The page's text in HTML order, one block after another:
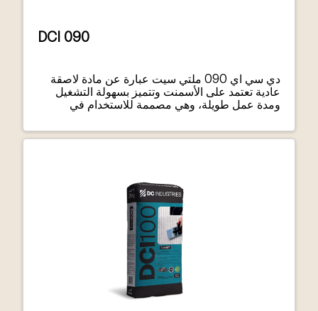
DCI 090
دي سي اي 090 ملتي سيت عبارة عن مادة لاصقة
عادية تعتمد على الأسمنت وتتميز بسهولة التشغيل
ومدة عمل طويلة، وهي مصممة للاستخدام في
ممزوجة إما بالماء أو بمزيج من مادة اللاتكس